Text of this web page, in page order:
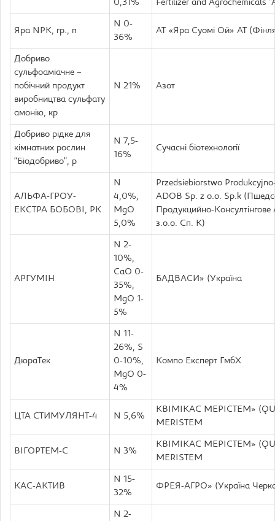
0,31%
Fertilizer and Agrochemicals
Яра NPK, гр., п
N 0-
36%
АТ «Яра Суомі Ой» АТ
Добриво
сульфоаміачне –
побічний продукт
виробництва сульфату
амонію, кр
N 21% Азот
Добриво рідке для
кімнатних рослин
“Біодобриво”, р
N 7,5-
16%
Сучасні біотехнології
АЛЬФА-ГРОУ-
ЕКСТРА БОБОВІ, РК
N
4,0%,
MgO
5,0%
Przedsiebiorstwo
ADOB Sp. z o.o. Sp.k
Продукцийно-
з.о.о. Сп. К)
АРГУМІН
N 2-
10%,
CaO 0-
35%,
MgO 1-
5%
БАДВАСИ» (Україна
ДюраТек
N 11-
26%, S
0-10%,
MgO 0-
4%
Компо Експерт ГмбХ
ЦТА СТИМУЛЯНТ-4 N 5,6%
КВІМІКАС МЕРІСТЕМ»
MERISTEM
ВІГОРТЕМ-С N 3%
КВІМІКАС МЕРІСТЕМ»
MERISTEM
КАС-АКТИВ
N 15-
32%
ФРЕЯ-АГРО» (Україна
N 2-